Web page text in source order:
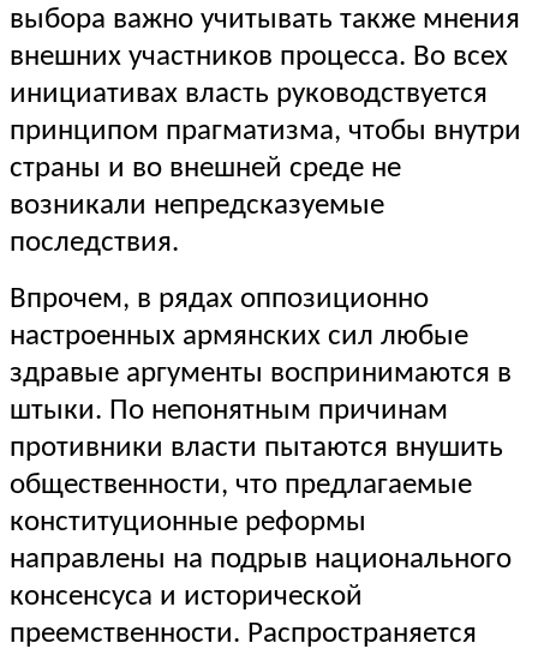
выбора важно учитывать также мнения
внешних участников процесса. Во всех
инициативах власть руководствуется
принципом прагматизма, чтобы внутри
страны и во внешней среде не
возникали непредсказуемые
последствия.
Впрочем, в рядах оппозиционно
настроенных армянских сил любые
здравые аргументы воспринимаются в
штыки. По непонятным причинам
противники власти пытаются внушить
общественности, что предлагаемые
конституционные реформы
направлены на подрыв национального
консенсуса и исторической
преемственности. Распространяется